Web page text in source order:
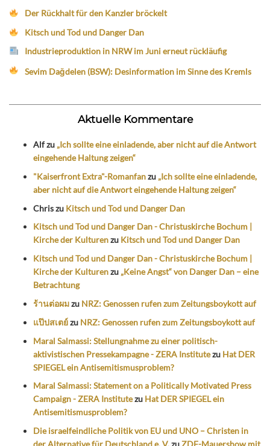
Der Rückhalt für den Kanzler bröckelt
Kitsch und Tod und Danger Dan
Industrieproduktion in NRW im Juni erneut rückläufig
Sevim Dağdelen (BSW): Desinformation im Sinne des Kremls
Aktuelle Kommentare
Alfzu „Ich sollte eine einladende, aber nicht auf die Antwort
eingehende Haltung zeigen“
"Kaiserfront Extra"-Romanfanzu „Ich sollte eine einladende,
aber nicht auf die Antwort eingehende Haltung zeigen“
Chriszu Kitsch und Tod und Danger Dan
Kitsch und Tod und Danger Dan - Christuskirche Bochum |
Kirche der Kulturenzu Kitsch und Tod und Danger Dan
Kitsch und Tod und Danger Dan - Christuskirche Bochum |
Kirche der Kulturenzu „Keine Angst“ von Danger Dan – eine
Betrachtung
ร้านต่อผมzu NRZ: Genossen rufen zum Zeitungsboykott auf
แป๊ปสเตย์zu NRZ: Genossen rufen zum Zeitungsboykott auf
Maral Salmassi: Stellungnahme zu einer politisch-
aktivistischen Pressekampagne - ZERA Institutezu Hat DER
SPIEGEL ein Antisemitismusproblem?
Maral Salmassi: Statement on a Politically Motivated Press
Campaign - ZERA Institutezu Hat DER SPIEGEL ein
Antisemitismusproblem?
Die israelfeindliche Politik von EU und UNO – Christen in